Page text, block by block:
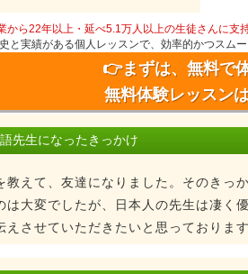
から22年以上・延べ5.1万人以上の生徒さんに支
と実績がある個人レッスンで、効率的かつスム
👉まずは、無料で
無料体験レッスン
先生になったきっかけ
教えて、友達になりました。そのきっ
大変でしたが、日本人の先生は凄く
させていただきたいと思っております